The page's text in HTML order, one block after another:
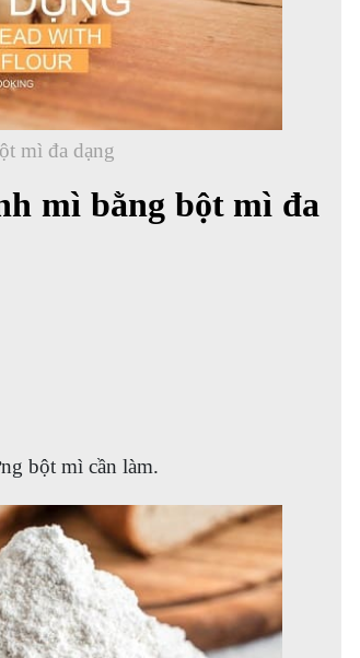
mì đa dạng
mì bằng bột mì đa
bột mì cần làm.